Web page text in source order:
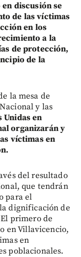
discusión se
de las víctimas
en los
a la
de protección,
de la
la mesa de
y las
Unidas en
organizarán y
víctimas en
del resultado
que tendrán
para el
dignificación de
primero de
en Villavicencio,
en
poblacionales.